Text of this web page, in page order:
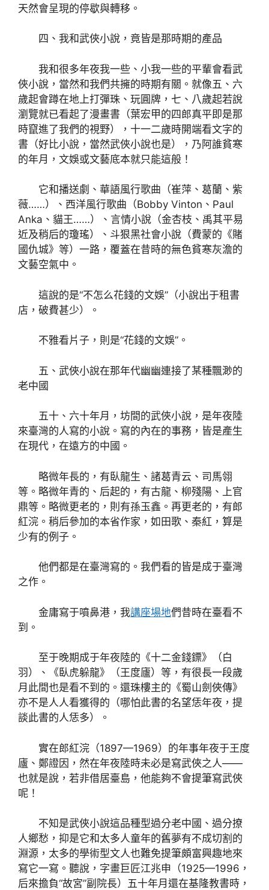
天然會呈現的停歇與轉移。
四、我和武俠小說，竟皆是那時期的產品
我和很多年夜我一些、小我一些的平輩會看武
俠小說，當然和我們共擁的時期有關。就像五、六
歲起會蹲在地上打彈珠、玩圓牌，七、八歲起若說
瀏覽就已看起了漫畫書（葉宏甲的四郎真平即是那
時竄進了我們的視野），十一二歲時開端看文字的
書（好比小說，當然武俠小說也是），乃阿誰貧寒
的年月，文娛或文藝底本就只能這般！
它和播送劇、華語風行歌曲（崔萍、葛蘭、紫
薇……）、西洋風行歌曲（Bobby Vinton、Paul
Anka、貓王……）、言情小說（金杏枝、禹其平易
近及稍后的瓊瑤）、斗狠黑社會小說（費蒙的《賭
國仇城》等）一路，覆蓋在昔時的無色貧寒灰澹的
文藝空氣中。
這說的是“不怎么花錢的文娛”（小說出于租書
店，破費甚少）。
不雅看片子，則是“花錢的文娛”。
五、武俠小說在那年代幽幽連接了某種飄渺的
老中國
五十、六十年月，坊間的武俠小說，是年夜陸
來臺灣的人寫的小說。寫的內在的事務，皆是產生
在現代，在遠方的中國。
略微年長的，有臥龍生、諸葛青云、司馬翎
等。略微年青的、后起的，有古龍、柳殘陽、上官
鼎等。略微更老的，則有孫玉鑫。再更老的，有郎
紅浣。稍后參加的本省作家，如田歌、秦紅，算是
少有的例子。
他們都是在臺灣寫的。我們看的皆是成于臺灣
之作。
金庸寫于噴鼻港，我講座場地們昔時在臺看不
到。
至于晚期成于年夜陸的《十二金錢鏢》（白
羽）、《臥虎躲龍》（王度廬）等，有很長一段歲
月此間也是看不到的。還珠樓主的《蜀山劍俠傳》
亦不是人人看獲得的（哪怕此書的名望恁年夜，提
談此書的人恁多）。
實在郎紅浣（1897—1969）的年事年夜于王度
廬、鄭證因，然在年夜陸時未必是寫武俠之人——
也就是說，若非借居臺島，他能夠不會提筆寫武俠
呢！
不知是武俠小說這品種型過分老中國、過分撩
人鄉愁，抑是它和太多人童年的舊夢有不成切割的
淵源，太多的學術型文人也難免提筆頗富興趣地來
寫它一寫。聽說，字畫巨匠江兆申（1925—1996，
后來擔負“故宮”副院長）五十年月還在基隆教書時，